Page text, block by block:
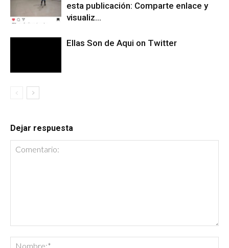
esta publicación: Comparte enlace y
visualiz…
Ellas Son de Aqui on Twitter
Dejar respuesta